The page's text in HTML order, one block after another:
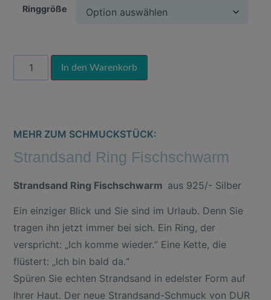
Ringgröße
In den Warenkorb
MEHR ZUM SCHMUCKSTÜCK:
Strandsand Ring Fischschwarm
Strandsand Ring Fischschwarm aus 925/- Silber
Ein einziger Blick und Sie sind im Urlaub. Denn Sie
tragen ihn jetzt immer bei sich. Ein Ring, der
verspricht: „Ich komme wieder.“ Eine Kette, die
flüstert: „Ich bin bald da.“
Spüren Sie echten Strandsand in edelster Form auf
Ihrer Haut. Der neue Strandsand-Schmuck von DUR